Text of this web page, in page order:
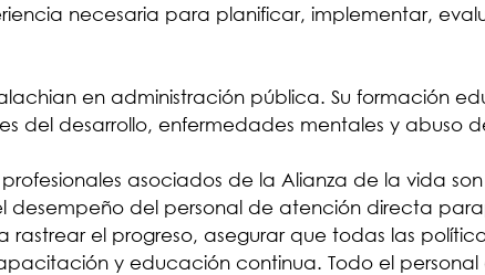
necesaria para planificar, implementar,
en administración pública. Su formación
desarrollo, enfermedades mentales y abuso
asociados de la Alianza de la vida
desempeño del personal de atención directa
el progreso, asegurar que todas las
y educación continua. Todo el personal